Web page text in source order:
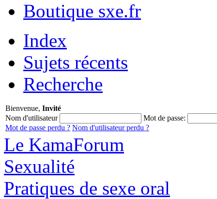
Boutique sxe.fr
Index
Sujets récents
Recherche
Bienvenue, Invité
Nom d'utilisateur
Mot de passe:
Mot de passe perdu ? Nom d'utilisateur perdu ?
Le KamaForum
Sexualité
Pratiques de sexe oral